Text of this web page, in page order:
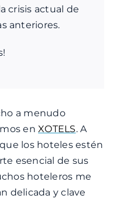
crisis actual de
anteriores.
a menudo
enXOTELS. A
los hoteles estén
esencial de sus
hoteleros me
delicada y clave